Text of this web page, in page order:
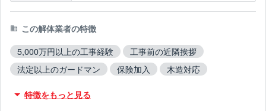
この解体業者の特徴
5,000万円以上の工事経験
工事前の近隣挨拶
法定以上のガードマン
保険加入
木造対応
特徴をもっと見る